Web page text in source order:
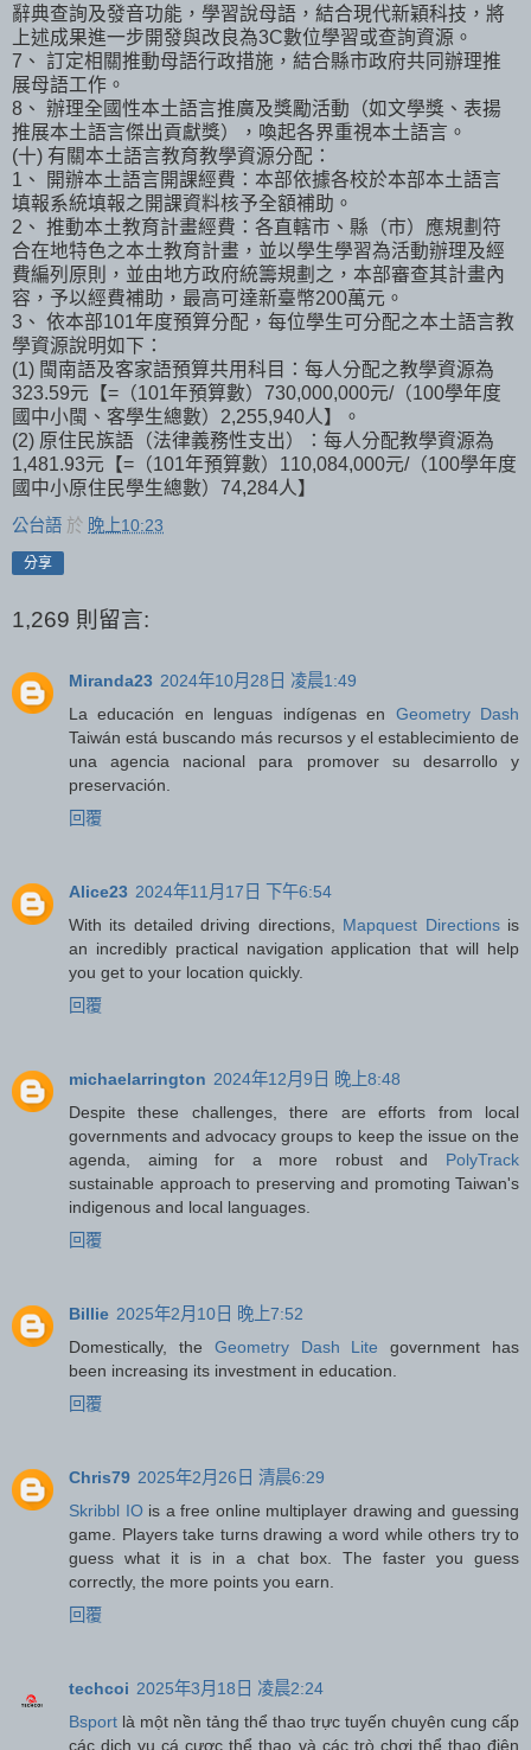
辭典查詢及發音功能，學習說母語，結合現代新穎科技，將
上述成果進一步開發與改良為3C數位學習或查詢資源。
7、 訂定相關推動母語行政措施，結合縣市政府共同辦理推
展母語工作。
8、 辦理全國性本土語言推廣及獎勵活動（如文學獎、表揚
推展本土語言傑出貢獻獎），喚起各界重視本土語言。
(十) 有關本土語言教育教學資源分配：
1、 開辦本土語言開課經費：本部依據各校於本部本土語言
填報系統填報之開課資料核予全額補助。
2、 推動本土教育計畫經費：各直轄市、縣（市）應規劃符
合在地特色之本土教育計畫，並以學生學習為活動辦理及經
費編列原則，並由地方政府統籌規劃之，本部審查其計畫內
容，予以經費補助，最高可達新臺幣200萬元。
3、 依本部101年度預算分配，每位學生可分配之本土語言教
學資源說明如下：
(1) 閩南語及客家語預算共用科目：每人分配之教學資源為
323.59元【=（101年預算數）730,000,000元/（100學年度
國中小閩、客學生總數）2,255,940人】。
(2) 原住民族語（法律義務性支出）：每人分配教學資源為
1,481.93元【=（101年預算數）110,084,000元/（100學年度
國中小原住民學生總數）74,284人】
公台語 於 晚上10:23
分享
1,269 則留言:
Miranda23 2024年10月28日 凌晨1:49
La educación en lenguas indígenas en Geometry Dash
Taiwán está buscando más recursos y el establecimiento de
una agencia nacional para promover su desarrollo y
preservación.
回覆
Alice23 2024年11月17日 下午6:54
With its detailed driving directions, Mapquest Directionsis
an incredibly practical navigation application that will help
you get to your location quickly.
回覆
michaelarrington 2024年12月9日 晚上8:48
Despite these challenges, there are efforts from local
governments and advocacy groups to keep the issue on the
agenda, aiming for a more robust and PolyTrack
sustainable approach to preserving and promoting Taiwan's
indigenous and local languages.
回覆
Billie 2025年2月10日 晚上7:52
Domestically, the Geometry Dash Lite government has
been increasing its investment in education.
回覆
Chris79 2025年2月26日 清晨6:29
Skribbl IOis a free online multiplayer drawing and guessing
game. Players take turns drawing a word while others try to
guess what it is in a chat box. The faster you guess
correctly, the more points you earn.
回覆
techcoi 2025年3月18日 凌晨2:24
Bsport là một nền tảng thể thao trực tuyến chuyên cung cấp
các dịch vụ cá cược thể thao và các trò chơi thể thao điện